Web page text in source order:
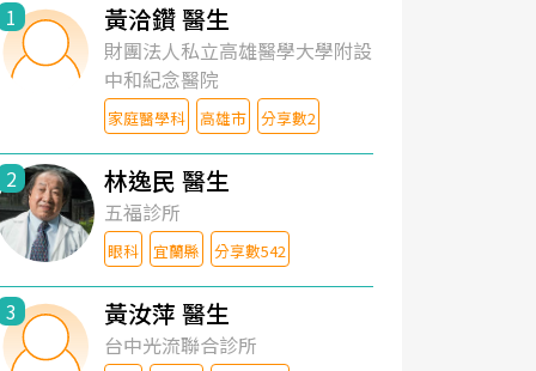
1 黃洽鑽 醫生
財團法人私立高雄醫學大學附設
中和紀念醫院
家庭醫學科 高雄市 分享數2
2 林逸民 醫生
五福診所
眼科 宜蘭縣 分享數542
3 黃汝萍 醫生
台中光流聯合診所